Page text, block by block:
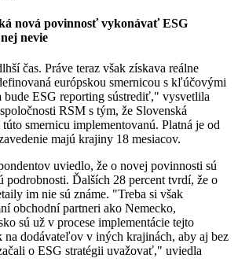
nová povinnosť vykonávať ESG
nevie
čas. Práve teraz však získava reálne
európskou smernicou s kľúčovými
bude ESG reporting sústrediť," vysvetlila
RSM s tým, že Slovenská
smernicu implementovanú. Platná je od
majú krajiny 18 mesiacov.
uviedlo, že o novej povinnosti sú
podrobnosti. Ďalších 28 percent tvrdí, že o
im nie sú známe. "Treba si však
obchodní partneri ako Nemecko,
sú už v procese implementácie tejto
na dodávateľov v iných krajinách, aby aj bez
o ESG stratégii uvažovať," uviedla